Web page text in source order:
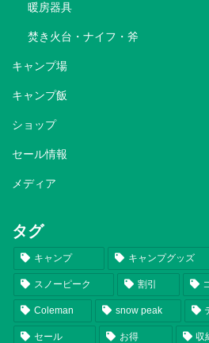
暖房器具
焚き火台・ナイフ・斧
キャンプ場
キャンプ飯
ショップ
セール情報
メディア
タグ
キャンプ キャンプグッズ
スノーピーク 割引
Coleman snow peak
セール お得 収